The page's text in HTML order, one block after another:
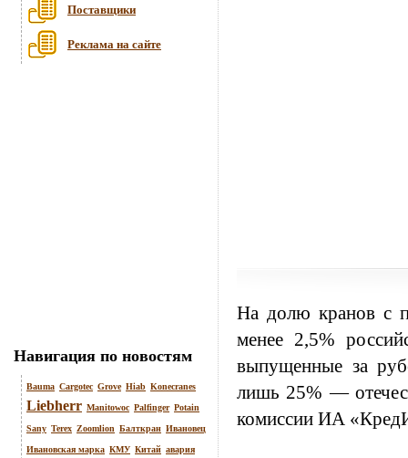
Поставщики
Реклама на сайте
Навигация по новостям
Bauma Cargotec Grove Hiab Konecranes
Liebherr Manitowoc Palfinger Potain
Sany Terex Zoomlion Балткран Ивановец
Ивановская марка КМУ Китай авария
На долю кранов с
менее 2,5%
выпущенные за
лишь 25% —
комиссии ИА